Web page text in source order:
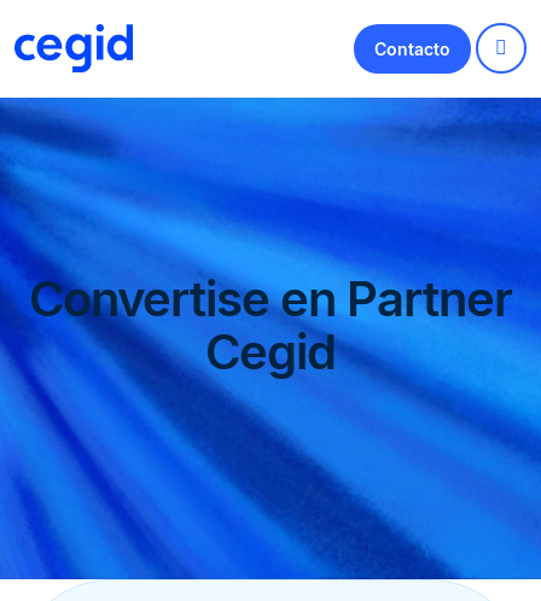
Contacto
Convertise en Partner
Cegid